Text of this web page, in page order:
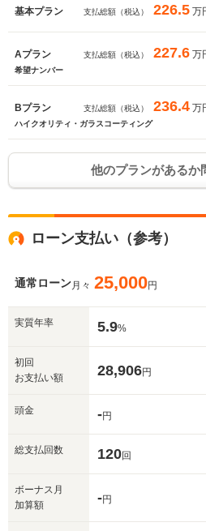
基本プラン 支払総額（税込） 226.5 万
Aプラン 支払総額（税込） 227.6 万
希望ナンバー
Bプラン 支払総額（税込） 236.4 万
ハイクオリティ・ガラスコーティング
他のプランがあるか
ローン支払い（参考）
通常ローン月々 25,000円
実質年率 5.9%
初回
お支払い額
28,906円
頭金 -円
総支払回数 120回
ボーナス月
加算額
-円